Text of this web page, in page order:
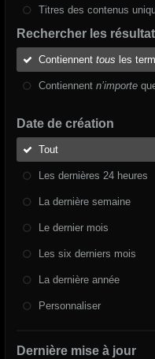
Titres des contenus
Rechercher les
Contiennent tous les
Contiennent n’importe
Date de création
Tout
Les dernières 24 heures
La dernière semaine
Le dernier mois
Les six derniers mois
La dernière année
Personnaliser
Dernière mise à jour